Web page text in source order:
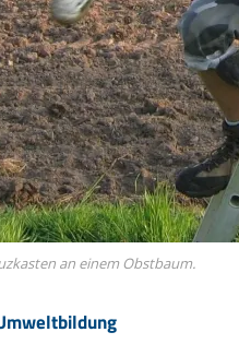
an einem Obstbaum.